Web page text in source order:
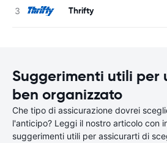
Thrifty
Suggerimenti utili per
ben organizzato
Che tipo di assicurazione dovrei
l'anticipo? Leggi il nostro articolo con
suggerimenti utili per assicurarti di